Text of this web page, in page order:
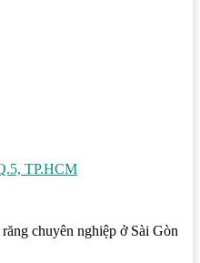
TP.HCM
chuyên nghiệp ở Sài Gòn